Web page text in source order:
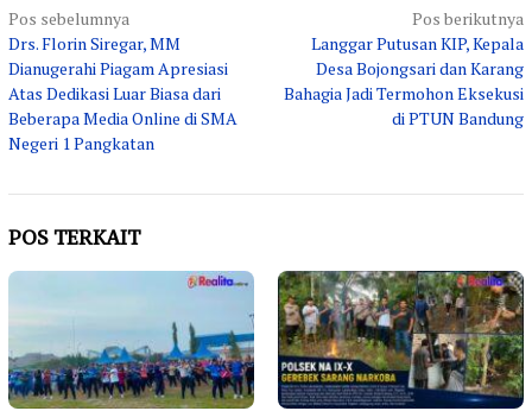
Navigasi
pos
Pos sebelumnya
Drs. Florin Siregar, MM
Dianugerahi Piagam Apresiasi
Atas Dedikasi Luar Biasa dari
Beberapa Media Online di SMA
Negeri 1 Pangkatan
Pos berikutnya
Langgar Putusan KIP, Kepala
Desa Bojongsari dan Karang
Bahagia Jadi Termohon Eksekusi
di PTUN Bandung
POS TERKAIT